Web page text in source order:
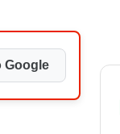
Google